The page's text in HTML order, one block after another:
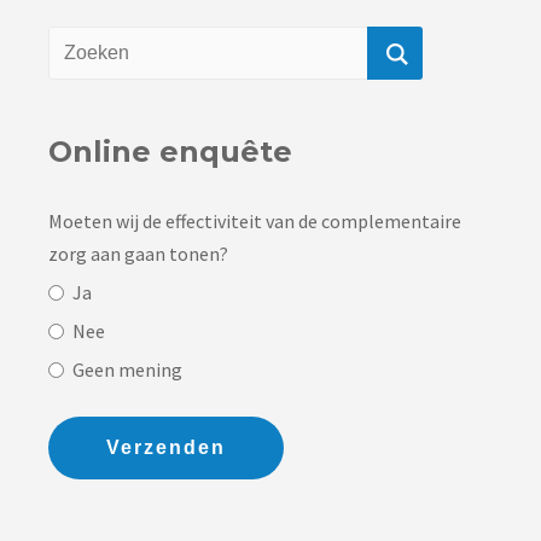
Online enquête
Moeten wij de effectiviteit van de complementaire
zorg aan gaan tonen?
Ja
Nee
Geen mening
Verzenden